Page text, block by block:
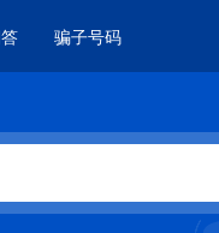
骗子号码